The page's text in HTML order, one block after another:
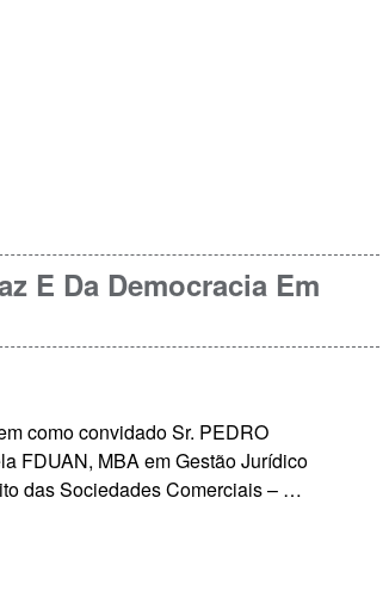
E Da Democracia Em
como convidado Sr. PEDRO
FDUAN, MBA em Gestão Jurídico
das Sociedades Comerciais – …